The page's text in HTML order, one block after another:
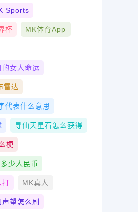
Sports
杯 MK体育App
的女人命运
雷达
代表什么意思
寻仙天星石怎么获得
梗
少人民币
打 MK真人
望怎么刷